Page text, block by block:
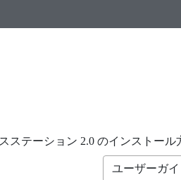
ステーション 2.0 のインストール
ユーザーガ